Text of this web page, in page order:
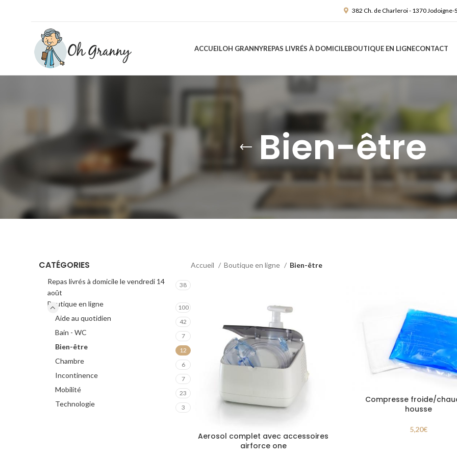
382 Ch. de Charleroi - 1370 Jodoigne-
ACCUEILOH GRANNYREPAS LIVRÉS À DOMICILEBOUTIQUE EN LIGNECONTACT
Bien-être
CATÉGORIES
Repas livrés à domicile le vendredi 14
août
38
Boutique en ligne 100
Aide au quotidien 42
Bain - WC 7
Bien-être 12
Chambre 6
Incontinence 7
Mobilité 23
Technologie 3
Accueil Boutique en ligne Bien-être
Aerosol complet avec accessoires
airforce one
Compresse froide/
housse
5,20€